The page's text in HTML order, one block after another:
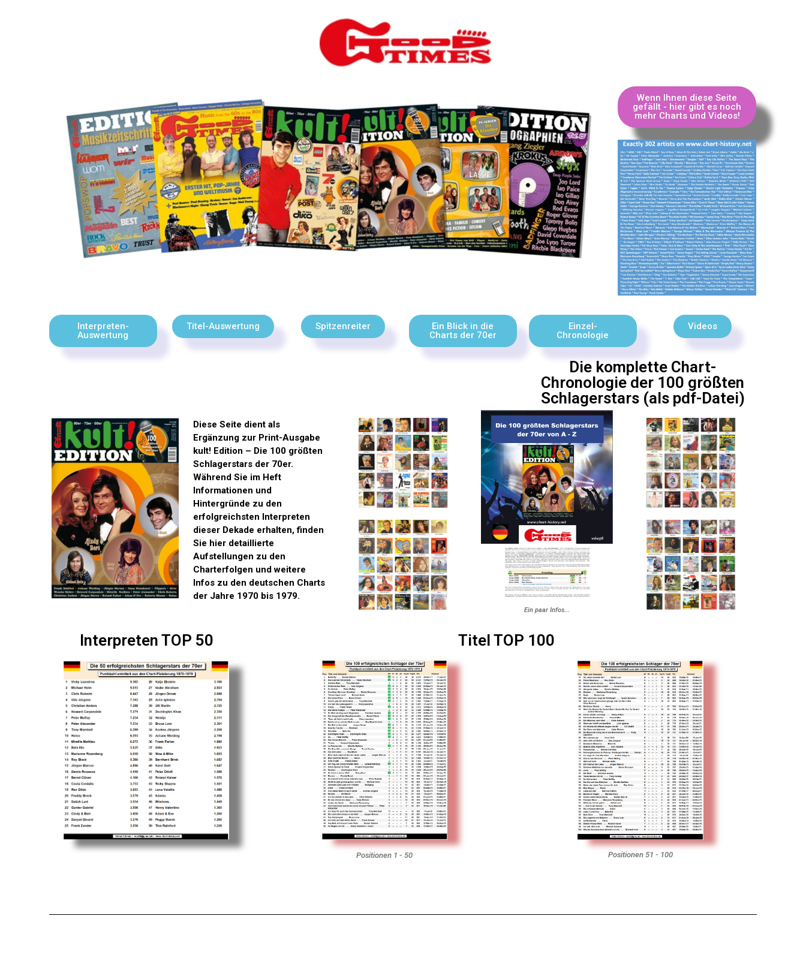
Wenn Ihnen diese Seite
gefällt - hier gibt es noch
mehr Charts und Videos!
Interpreten-
Auswertung
Titel-Auswertung Spitzenreiter
Ein Blick in die
Charts der 70er
Einzel-
Chronologie
Videos
Die komplette Chart-
Chronologie der 100 größten
Schlagerstars (als pdf-Datei)
Diese Seite dient als
Ergänzung zur Print-Ausgabe
kult! Edition – Die 100 größten
Schlagerstars der 70er.
Während Sie im Heft
Informationen und
Hintergründe zu den
erfolgreichsten Interpreten
dieser Dekade erhalten, finden
Sie hier detaillierte
Aufstellungen zu den
Charterfolgen und weitere
Infos zu den deutschen Charts
der Jahre 1970 bis 1979.
Ein paar Infos...
Interpreten TOP 50 Titel TOP 100
Positionen 1 - 50 Positionen 51 - 100